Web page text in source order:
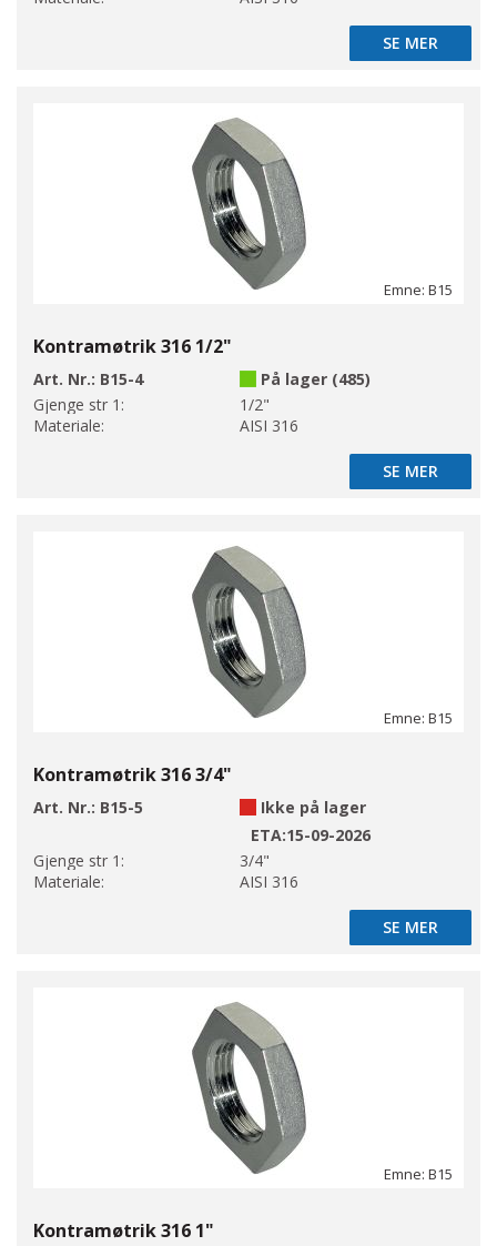
SE MER
SE MER
Emne: B15
Kontramøtrik 316 1/2"
Art. Nr.: B15-4
På lager (485)
Gjenge str 1:
1/2"
Materiale:
AISI 316
SE MER
SE MER
Emne: B15
Kontramøtrik 316 3/4"
Art. Nr.: B15-5
Ikke på lager
ETA:15-09-2026
Gjenge str 1:
3/4"
Materiale:
AISI 316
SE MER
SE MER
Emne: B15
Kontramøtrik 316 1"